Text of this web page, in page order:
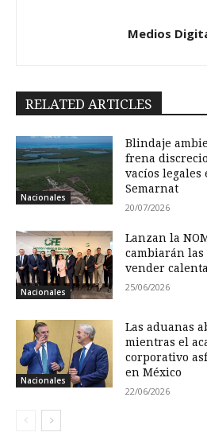
Medios
RELATED ARTICLES
Nacionales
Blindaje
frena
vacíos legales
Semarnat
20/07/2026
Nacionales
Lanzan la
cambiarán las
vender
25/06/2026
Nacionales
Las aduanas
mientras el
corporativo
en México
22/06/2026